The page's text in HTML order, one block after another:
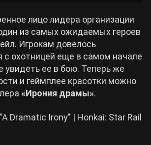
лицо лидера организации
из самых ожидаемых героев
Игрокам довелось
с охотницей еще в самом начале
ее в бою. Теперь же
и геймплее красотки можно
«Ирония драмы».
Dramatic Irony" | Honkai: Star Rail